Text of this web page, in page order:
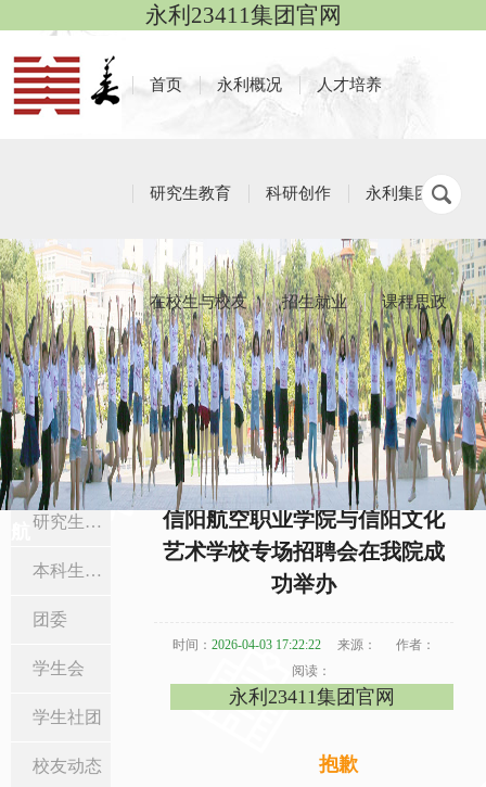
永利23411集团官网
首页 永利概况 人才培养
研究生教育 科研创作 永利集团
在校生与校友 招生就业 课程思政
栏目导
研究生工作
本科生工作
团委
学生会
学生社团
校友动态
本科生工作
当前位置: 在校生与校友 >本科生工作 > 正文
信阳航空职业学院与信阳文化
艺术学校专场招聘会在我院成
功举办
时间： 2026-04-03 17:22:22 来源：
作者：
阅读：
永利23411集团官网
抱歉